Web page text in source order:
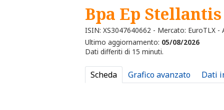
Bpa Ep
ISIN: XS3047640662 - Mercato: EuroTLX -
Ultimo aggiornamento: 05/08/2026
Dati differiti di 15 minuti.
Scheda Grafico avanzato Dati